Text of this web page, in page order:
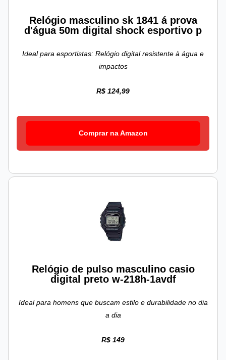
Relógio masculino sk 1841 á prova
d'água 50m digital shock esportivo p
Ideal para esportistas: Relógio digital resistente à água e
impactos
R$ 124,99
Comprar na Amazon
Relógio de pulso masculino casio
digital preto w-218h-1avdf
Ideal para homens que buscam estilo e durabilidade no dia
a dia
R$ 149